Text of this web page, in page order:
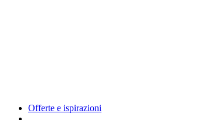
Offerte e ispirazioni